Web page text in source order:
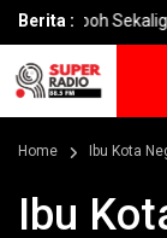
Berita :Sekaligus di
Home Ibu Kota
Ibu